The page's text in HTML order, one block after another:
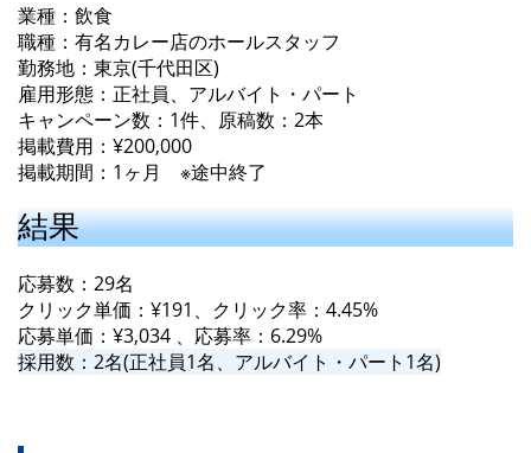
業種：飲食
職種：有名カレー店のホールスタッフ
勤務地：東京(千代田区)
雇用形態：正社員、アルバイト・パート
キャンペーン数：1件、原稿数：2本
掲載費用：¥200,000
掲載期間：1ヶ月 ※途中終了
結果
応募数：29名
クリック単価：¥191、クリック率：4.45%
応募単価：¥3,034 、応募率：6.29%
採用数：2名(正社員1名、アルバイト・パート1名)